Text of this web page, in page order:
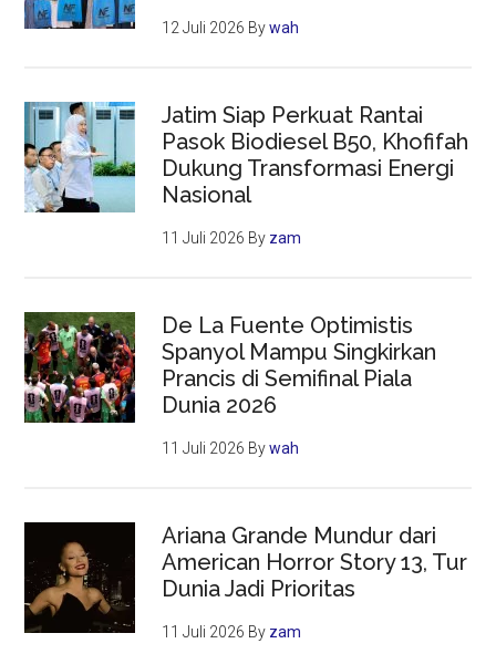
12 Juli 2026 Bywah
Jatim Siap Perkuat Rantai
Pasok Biodiesel B50, Khofifah
Dukung Transformasi Energi
Nasional
11 Juli 2026 By zam
De La Fuente Optimistis
Spanyol Mampu Singkirkan
Prancis di Semifinal Piala
Dunia 2026
11 Juli 2026 Bywah
Ariana Grande Mundur dari
American Horror Story 13, Tur
Dunia Jadi Prioritas
11 Juli 2026 By zam